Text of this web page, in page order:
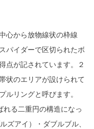
心から放物線状の枠線
パイダーで区切られたボ
点が記されています。２
状のエリアが設けられて
ルリングと呼びます。
る二重円の構造になっ
ズアイ）・ダブルブル、